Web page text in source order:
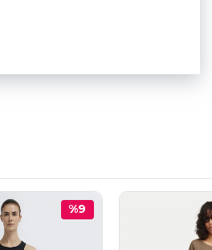
%9